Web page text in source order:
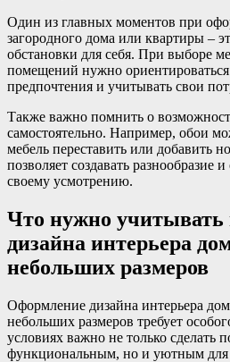
Один из главных моментов при
загородного дома или квартиры –
обстановки для себя. При выборе
помещений нужно
предпочтения и учитывать свои
Также важно помнить о
самостоятельно. Например, обои
мебель переставить или добавить
позволяет создавать разнообразие
своему усмотрению.
Что нужно
дизайна интерьера
небольших размеров
Оформление дизайна интерьера
небольших размеров требует
условиях важно не только сделать
функциональным, но и уютным